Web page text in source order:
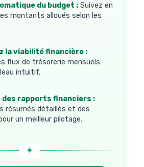
du budget : Suivez en
montants alloués selon les
la viabilité financière :
flux de trésorerie mensuels
intuitif.
des rapports financiers :
résumés détaillés et des
un meilleur pilotage.